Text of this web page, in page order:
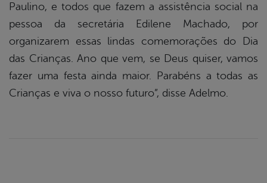
Paulino, e todos que fazem a assistência social na
pessoa da secretária Edilene Machado, por
organizarem essas lindas comemorações do Dia
das Crianças. Ano que vem, se Deus quiser, vamos
fazer uma festa ainda maior. Parabéns a todas as
Crianças e viva o nosso futuro”, disse Adelmo.